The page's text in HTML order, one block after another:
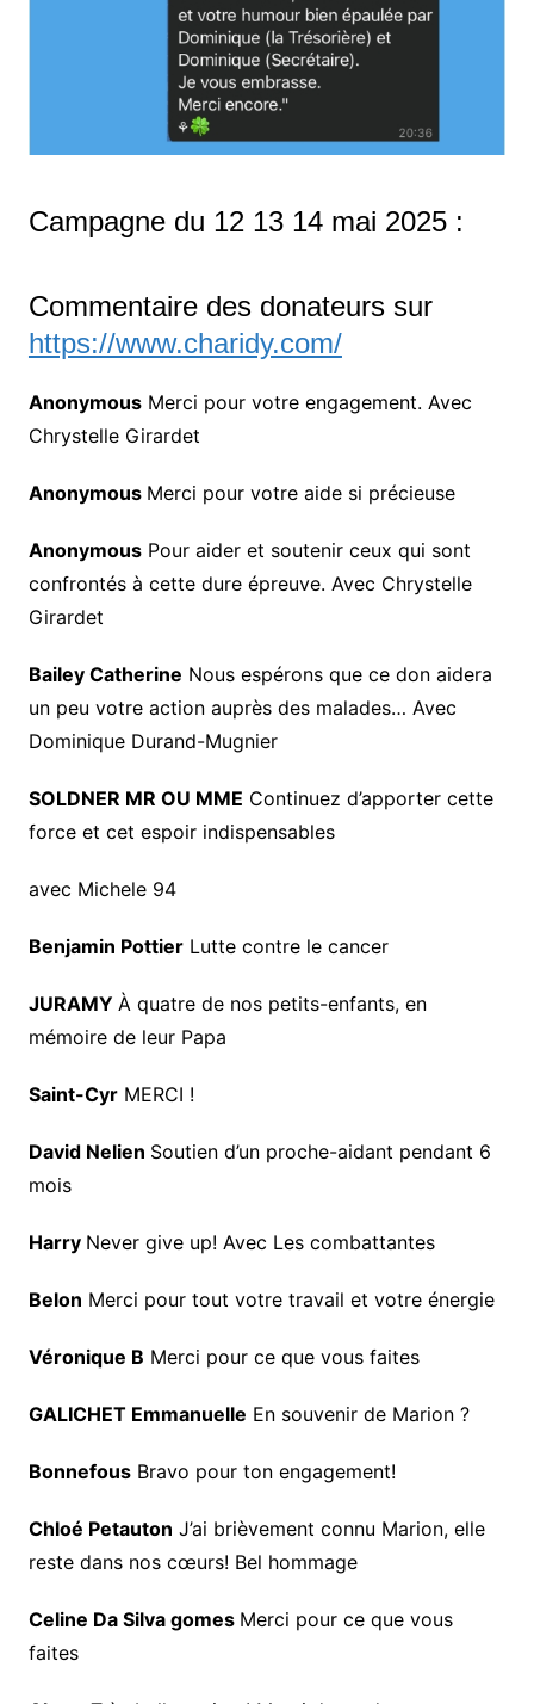
Campagne du 12 13 14 mai 2025 :
Commentaire des donateurs sur
https://www.charidy.com/
AnonymousMerci pour votre engagement. Avec
Chrystelle Girardet
Anonymous Merci pour votre aide si précieuse
AnonymousPour aider et soutenir ceux qui sont
confrontés à cette dure épreuve. Avec Chrystelle
Girardet
Bailey Catherine Nous espérons que ce don aidera
un peu votre action auprès des malades… Avec
Dominique Durand-Mugnier
SOLDNER MR OU MME Continuez d’apporter cette
force et cet espoir indispensables
avec Michele 94
Benjamin PottierLutte contre le cancer
JURAMY À quatre de nos petits-enfants, en
mémoire de leur Papa
Saint-CyrMERCI !
David Nelien Soutien d’un proche-aidant pendant 6
mois
Harry Never give up! Avec Les combattantes
Belon Merci pour tout votre travail et votre énergie
Véronique B Merci pour ce que vous faites
GALICHET Emmanuelle En souvenir de Marion ?
BonnefousBravo pour ton engagement!
Chloé Petauton J’ai brièvement connu Marion, elle
reste dans nos cœurs! Bel hommage
Celine Da Silva gomes Merci pour ce que vous
faites